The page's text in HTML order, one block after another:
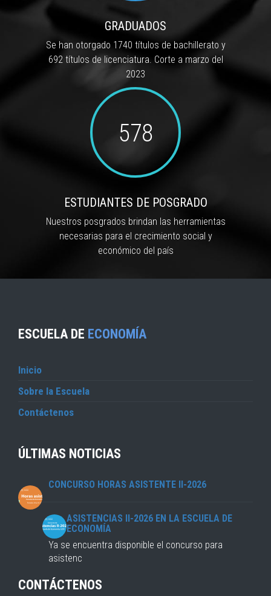
GRADUADOS
Se han otorgado 1740 títulos de bachillerato y
692 títulos de licenciatura. Corte a marzo del
2023
578
ESTUDIANTES DE POSGRADO
Nuestros posgrados brindan las herramientas
necesarias para el crecimiento social y
económico del país
ESCUELA DE ECONOMÍA
Inicio
Sobre la Escuela
Contáctenos
ÚLTIMAS NOTICIAS
CONCURSO HORAS ASISTENTE II-2026
ASISTENCIAS II-2026 EN LA ESCUELA DE
ECONOMÍA
Ya se encuentra disponible el concurso para
asistenc
CONTÁCTENOS